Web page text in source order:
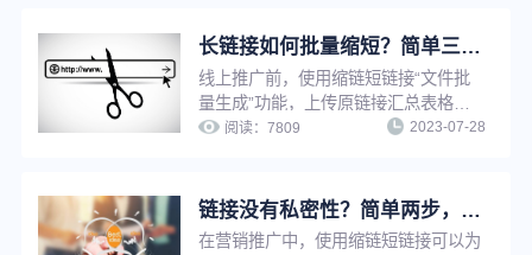
长链接如何批量缩短？简单三步，帮你快速提升工作效率！
线上推广前，使用缩链短链接“文件批
量生成”功能，上传原链接汇总表格，
即可将长链接一键批量转换成短链接，
阅读：7809 2023-07-28
链接没有私密性？简单两步，告别隐私泄露与安全问题
在营销推广中，使用缩链短链接可以为